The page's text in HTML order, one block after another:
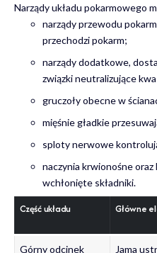
Narządy układu pokarmowego
narządy przewodu
przechodzi pokarm;
narządy dodatkowe,
związki neutralizujące
gruczoły obecne w
mięśnie gładkie
sploty nerwowe
naczynia krwionośne
wchłonięte składniki.
Część układu Główne
Górny odcinek
Jama